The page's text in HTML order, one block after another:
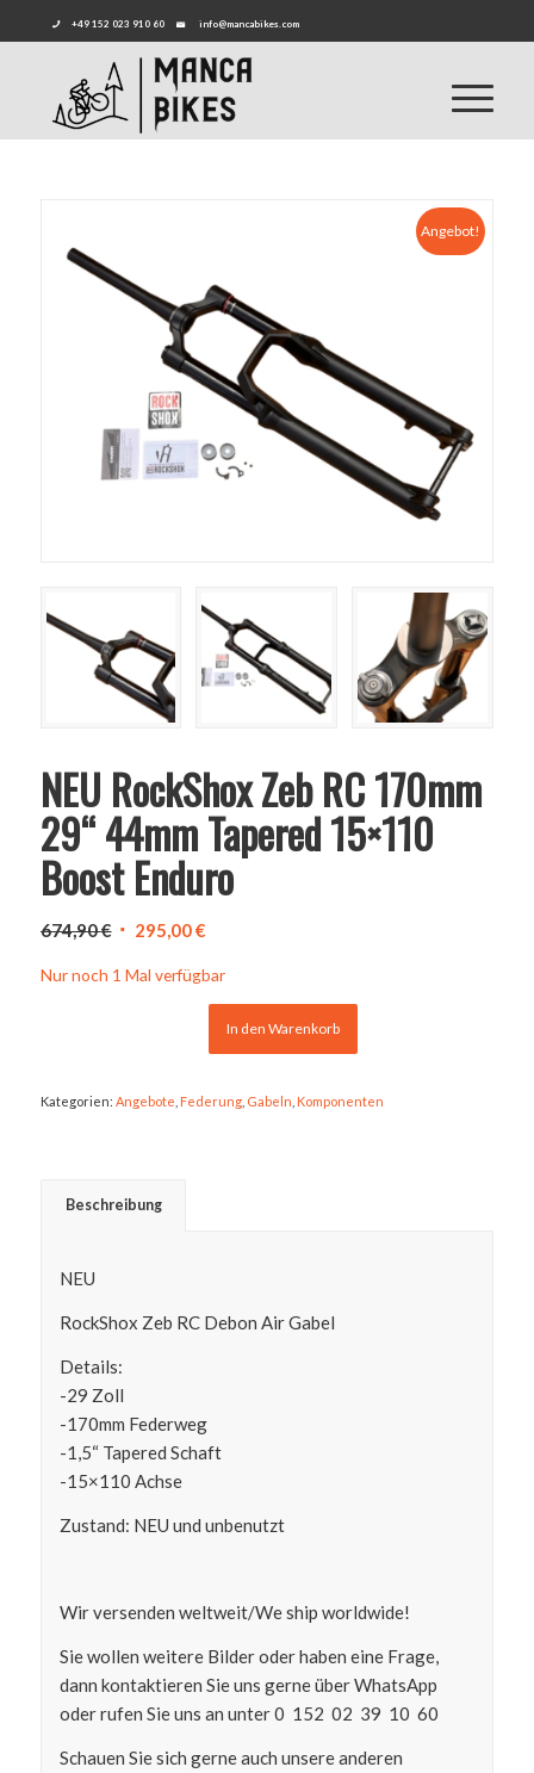
+49 152 023 910 60 info@mancabikes.com
Angebot!
NEU RockShox Zeb RC 170mm
29“ 44mm Tapered 15×110
Boost Enduro
674,90€ Ursprünglicher
war:
295,00€Aktueller
ist:
Nur noch 1 Mal verfügbar
In den Warenkorb
Kategorien: Angebote Federung, Gabeln Komponenten
Beschreibung
NEU
RockShox Zeb RC Debon Air Gabel
Details:
-29 Zoll
-170mm Federweg
-1,5“ Tapered Schaft
-15×110 Achse
Zustand: NEU und unbenutzt
Wir versenden weltweit/We ship worldwide!
Sie wollen weitere Bilder oder haben eine Frage,
dann kontaktieren Sie uns gerne über WhatsApp
oder rufen Sie uns an unter 0 152 02 39 10 60
Schauen Sie sich gerne auch unsere anderen